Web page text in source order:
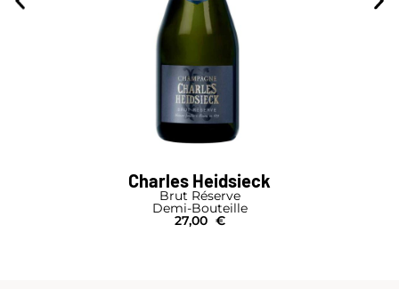
Charles Heidsieck
Brut Réserve
Demi-Bouteille
27,00 €